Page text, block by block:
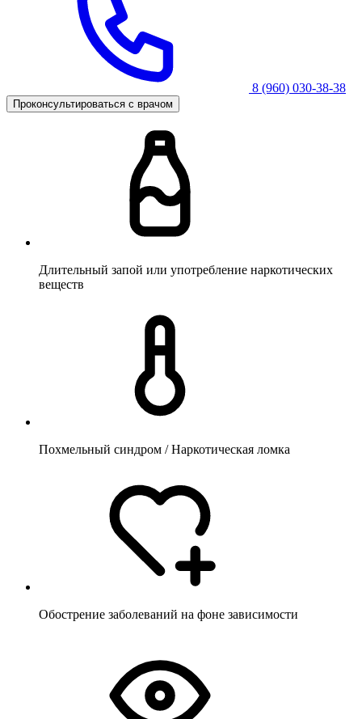
8 (960) 030-38-38
Проконсультироваться с врачом
Длительный запой или употребление наркотических
веществ
Похмельный синдром / Наркотическая ломка
Обострение заболеваний на фоне зависимости